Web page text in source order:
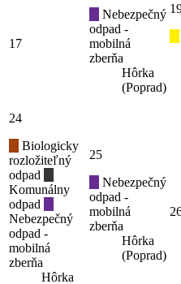
17
Nebezpečný
odpad -
mobilná
zberňa
Hôrka
(Poprad)
24
Biologicky
rozložiteľný
odpad
Komunálny
odpad
Nebezpečný
odpad -
mobilná
zberňa
Hôrka
25
Nebezpečný
odpad -
mobilná
zberňa
Hôrka
(Poprad)